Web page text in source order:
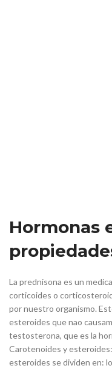
Hormonas
La prednisona es un
corticoides o
por nuestro organismo.
esteroides que nao
testosterona, que es la
Carotenoides y
esteroides se dividen en: